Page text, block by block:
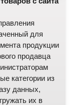
для
продукции
продавца
категории из
данных,
их в